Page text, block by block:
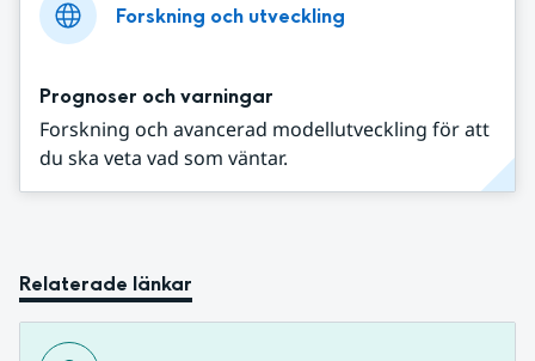
Forskning och utveckling
Prognoser och varningar
Forskning och avancerad modellutveckling för att
du ska veta vad som väntar.
Relaterade länkar